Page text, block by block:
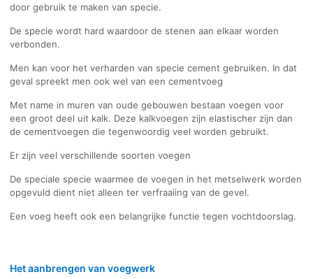
door gebruik te maken van specie.
De specie wordt hard waardoor de stenen aan elkaar worden
verbonden.
Men kan voor het verharden van specie cement gebruiken. In dat
geval spreekt men ook wel van een cementvoeg
Met name in muren van oude gebouwen bestaan voegen voor
een groot deel uit kalk. Deze kalkvoegen zijn elastischer zijn dan
de cementvoegen die tegenwoordig veel worden gebruikt.
Er zijn veel verschillende soorten voegen
De speciale specie waarmee de voegen in het metselwerk worden
opgevuld dient niet alleen ter verfraaiing van de gevel.
Een voeg heeft ook een belangrijke functie tegen vochtdoorslag.
Het aanbrengen van voegwerk